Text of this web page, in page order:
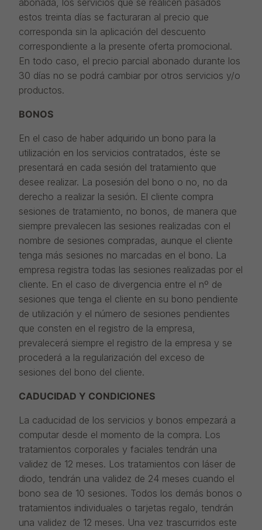
abonada, los servicios que se realicen pasados
estos treinta días se facturaran al precio que
corresponda sin la aplicación del descuento
correspondiente a la presente oferta promocional.
En todo caso, el precio parcial abonado durante los
30 días no se podrá cambiar por otros servicios y/o
productos.
BONOS
En el caso de haber adquirido un bono para la
utilización en los servicios contratados, éste se
presentará en cada sesión del tratamiento que
desee realizar. La posesión del bono o no, no da
derecho a realizar la sesión. El cliente compra
sesiones de tratamiento, no bonos, de manera que
siempre prevalecen las sesiones realizadas con el
nombre de sesiones compradas, aunque el cliente
tenga más sesiones no marcadas en el bono. La
empresa registra todas las sesiones realizadas por el
cliente. En el caso de divergencia entre el nº de
sesiones que tenga el cliente en su bono pendiente
de utilización y el número de sesiones pendientes
que consten en el registro de la empresa,
prevalecerá siempre el registro de la empresa y se
procederá a la regularización del exceso de
sesiones del bono del cliente.
CADUCIDAD Y CONDICIONES
La caducidad de los servicios y bonos empezará a
computar desde el momento de la compra. Los
tratamientos corporales y faciales tendrán una
validez de 12 meses. Los tratamientos con láser de
diodo, tendrán una validez de 24 meses cuando el
bono sea de 10 sesiones. Todos los demás bonos o
tratamientos individuales o tarjetas regalo, tendrán
una validez de 12 meses. Una vez trascurridos este